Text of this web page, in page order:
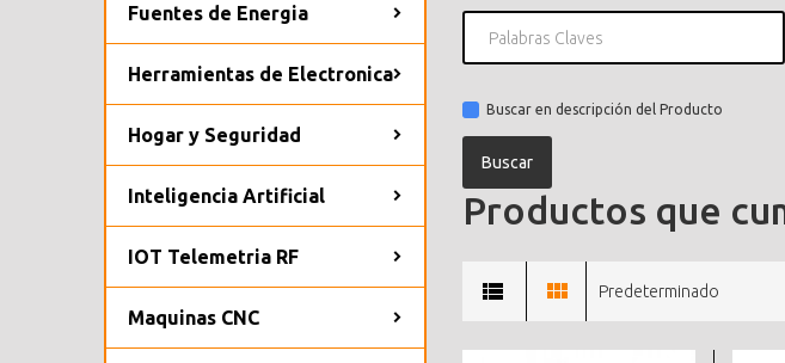
Fuentes de Energia
Herramientas de Electronica
Hogar y Seguridad
Inteligencia Artificial
IOT Telemetria RF
Maquinas CNC
Buscar en descripción del Producto
Productos que
Predeterminado